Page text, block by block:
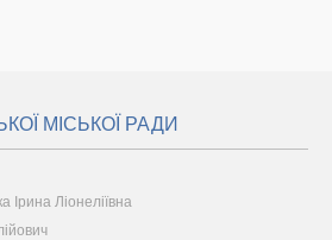
МІСЬКОЇ РАДИ
Ліонеліївна